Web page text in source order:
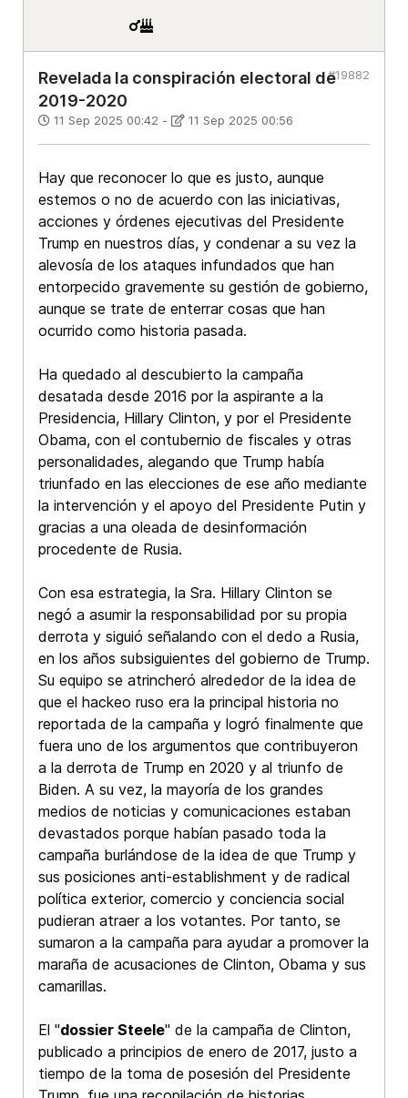
Revelada la conspiración electoral de
2019-2020
11 Sep 2025 00:42 - 11 Sep 2025 00:56
#19882
Hay que reconocer lo que es justo, aunque
estemos o no de acuerdo con las iniciativas,
acciones y órdenes ejecutivas del Presidente
Trump en nuestros días, y condenar a su vez la
alevosía de los ataques infundados que han
entorpecido gravemente su gestión de gobierno,
aunque se trate de enterrar cosas que han
ocurrido como historia pasada.
Ha quedado al descubierto la campaña
desatada desde 2016 por la aspirante a la
Presidencia, Hillary Clinton, y por el Presidente
Obama, con el contubernio de fiscales y otras
personalidades, alegando que Trump había
triunfado en las elecciones de ese año mediante
la intervención y el apoyo del Presidente Putin y
gracias a una oleada de desinformación
procedente de Rusia.
Con esa estrategia, la Sra. Hillary Clinton se
negó a asumir la responsabilidad por su propia
derrota y siguió señalando con el dedo a Rusia,
en los años subsiguientes del gobierno de Trump.
Su equipo se atrincheró alrededor de la idea de
que el hackeo ruso era la principal historia no
reportada de la campaña y logró finalmente que
fuera uno de los argumentos que contribuyeron
a la derrota de Trump en 2020 y al triunfo de
Biden. A su vez, la mayoría de los grandes
medios de noticias y comunicaciones estaban
devastados porque habían pasado toda la
campaña burlándose de la idea de que Trump y
sus posiciones anti-establishment y de radical
política exterior, comercio y conciencia social
pudieran atraer a los votantes. Por tanto, se
sumaron a la campaña para ayudar a promover la
maraña de acusaciones de Clinton, Obama y sus
camarillas.
El "dossier Steele" de la campaña de Clinton,
publicado a principios de enero de 2017, justo a
tiempo de la toma de posesión del Presidente